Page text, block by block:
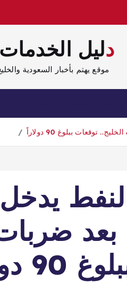
دليل
موقع يهتم بأخبار السعودية
ببلوغ 90 دولاراً
يدخل
بعد